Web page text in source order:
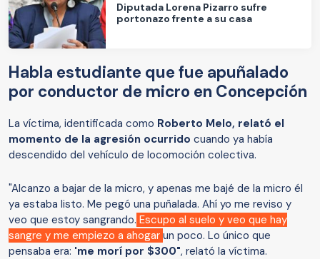
Diputada Lorena Pizarro sufre
portonazo frente a su casa
Habla estudiante que fue apuñalado
por conductor de micro en Concepción
La víctima, identificada como Roberto Melo, relató el
momento de la agresión ocurrido cuando ya había
descendido del vehículo de locomoción colectiva.
"Alcanzo a bajar de la micro, y apenas me bajé de la micro él
ya estaba listo. Me pegó una puñalada. Ahí yo me reviso y
veo que estoy sangrando. Escupo al suelo y veo que hay
sangre y me empiezo a ahogar un poco. Lo único que
pensaba era: 'me morí por $300", relató la víctima.